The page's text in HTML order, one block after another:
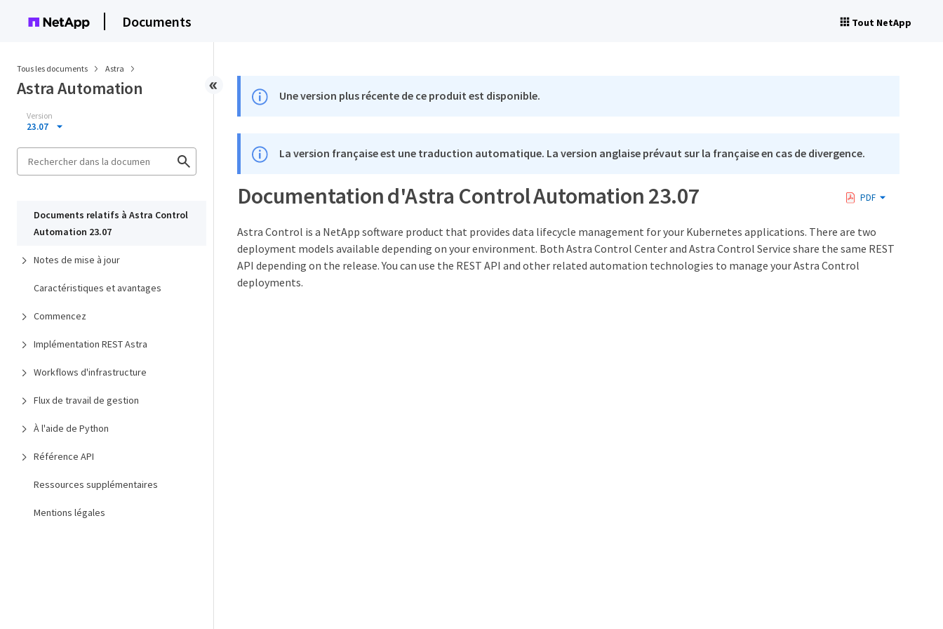
Documents Tout NetApp
Tous les documents Astra
Astra Automation
Version
23.07
Documents relatifs à Astra Control
Automation 23.07
Notes de mise à jour
Caractéristiques et avantages
Commencez
Implémentation REST Astra
Workflows d'infrastructure
Flux de travail de gestion
À l'aide de Python
Référence API
Ressources supplémentaires
Mentions légales
Une version plus récente de ce produit est disponible.
La version française est une traduction automatique. La version anglaise prévaut sur la française en cas de divergence.
Documentation d'Astra Control Automation 23.07 PDF
Astra Control is a NetApp software product that provides data lifecycle management for your Kubernetes applications. There are two
deployment models available depending on your environment. Both Astra Control Center and Astra Control Service share the same REST
API depending on the release. You can use the REST API and other related automation technologies to manage your Astra Control
deployments.